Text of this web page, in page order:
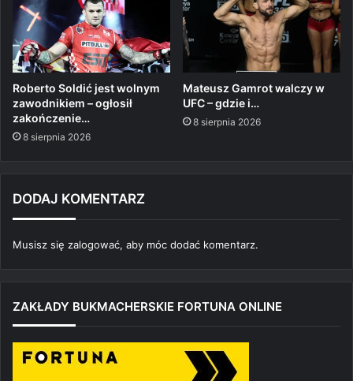
Roberto Soldić jest wolnym
zawodnikiem – ogłosił
zakończenie…
8 sierpnia 2026
Mateusz Gamrot walczy w
UFC – gdzie i…
8 sierpnia 2026
DODAJ KOMENTARZ
Musisz się zalogować, aby móc dodać komentarz.
ZAKŁADY BUKMACHERSKIE FORTUNA ONLINE